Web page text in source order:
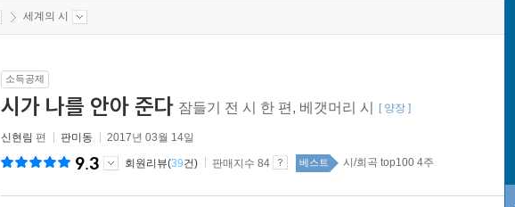
세계의 시
소득공제
시가 나를 안아 준다 잠들기 전 시 한 편, 베갯머리 시 [ 양장 ]
신현림 편 판미동 2017년 03월 14일
9.3 회원리뷰(39건) 판매지수 84 베스트 시/희곡 top100 4주